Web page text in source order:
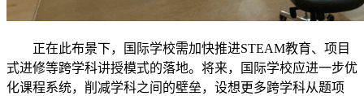
正在此布景下，国际学校需加快推进STEAM教育、项目
式进修等跨学科讲授模式的落地。将来，国际学校应进一步优
化课程系统，削减学科之间的壁垒，设想更多跨学科从题项